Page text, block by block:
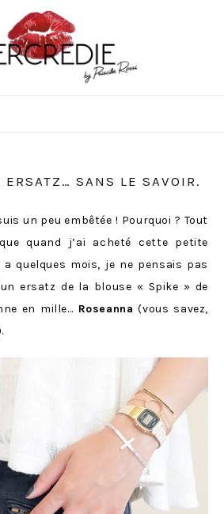
ERSATZ… SANS LE SAVOIR.
un peu embêtée ! Pourquoi ? Tout
quand j’ai acheté cette petite
quelques mois, je ne pensais pas
ersatz de la blouse « Spike » de
en mille… Roseanna (vous savez,